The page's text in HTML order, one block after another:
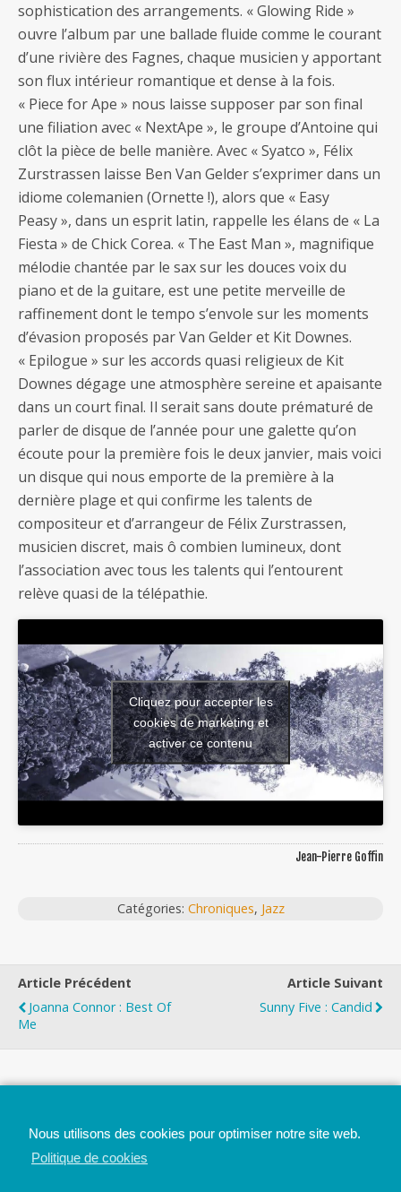
sophistication des arrangements. « Glowing Ride »
ouvre l’album par une ballade fluide comme le courant
d’une rivière des Fagnes, chaque musicien y apportant
son flux intérieur romantique et dense à la fois.
« Piece for Ape » nous laisse supposer par son final
une filiation avec « NextApe », le groupe d’Antoine qui
clôt la pièce de belle manière. Avec « Syatco », Félix
Zurstrassen laisse Ben Van Gelder s’exprimer dans un
idiome colemanien (Ornette !), alors que « Easy
Peasy », dans un esprit latin, rappelle les élans de « La
Fiesta » de Chick Corea. « The East Man », magnifique
mélodie chantée par le sax sur les douces voix du
piano et de la guitare, est une petite merveille de
raffinement dont le tempo s’envole sur les moments
d’évasion proposés par Van Gelder et Kit Downes.
« Epilogue » sur les accords quasi religieux de Kit
Downes dégage une atmosphère sereine et apaisante
dans un court final. Il serait sans doute prématuré de
parler de disque de l’année pour une galette qu’on
écoute pour la première fois le deux janvier, mais voici
un disque qui nous emporte de la première à la
dernière plage et qui confirme les talents de
compositeur et d’arrangeur de Félix Zurstrassen,
musicien discret, mais ô combien lumineux, dont
l’association avec tous les talents qui l’entourent
relève quasi de la télépathie.
Cliquez pour accepter les
cookies de marketing et
activer ce contenu
Jean-Pierre Goffin
Catégories: Chroniques, Jazz
Article Précédent
Joanna Connor : Best Of
Me
Article Suivant
Sunny Five : Candid
Nous utilisons des cookies pour optimiser notre site web.
Politique de cookies